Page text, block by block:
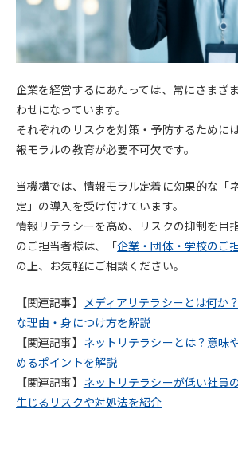
企業を経営するにあたっては、常にさまざ
わせになっています。
それぞれのリスクを対策・予防するために
報モラルの教育が必要不可欠です。
当機構では、情報モラル定着に効果的な「
定」の導入を受け付けています。
情報リテラシーを高め、リスクの抑制を目
のご担当者様は、「企業・団体・学校のご
の上、お気軽にご相談ください。
【関連記事】 メディアリテラシーとは何か
な理由・身につけ方を解説
【関連記事】 ネットリテラシーとは？意味
めるポイントを解説
【関連記事】 ネットリテラシーが低い社員
生じるリスクや対処法を紹介